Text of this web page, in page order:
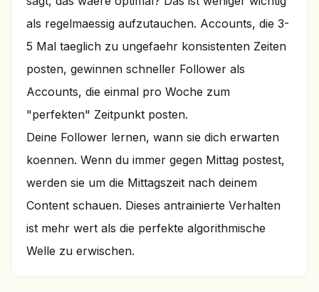
als regelmaessig aufzutauchen. Accounts, die 3-
5 Mal taeglich zu ungefaehr konsistenten Zeiten
posten, gewinnen schneller Follower als
Accounts, die einmal pro Woche zum
"perfekten" Zeitpunkt posten.
Deine Follower lernen, wann sie dich erwarten
koennen. Wenn du immer gegen Mittag postest,
werden sie um die Mittagszeit nach deinem
Content schauen. Dieses antrainierte Verhalten
ist mehr wert als die perfekte algorithmische
Welle zu erwischen.